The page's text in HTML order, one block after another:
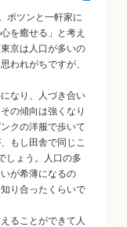
ポツンと一軒家に
を癒せる」と考え
京は人口が多いの
われがちですが、
なり、人づき合い
の傾向は強くなり
クの洋服で歩いて
もし田舎で同じこ
しょう。人口の多
が希薄になるの
り合ったくらいで
ることができて人